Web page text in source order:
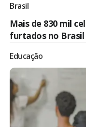
Brasil
Mais de 830 mil
furtados no
Educação